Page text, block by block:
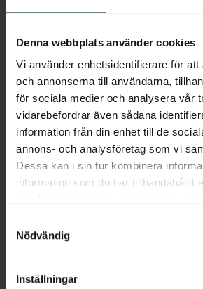
Denna webbplats använder cookies
Vi använder enhetsidentifierare för att
och annonserna till användarna,
för sociala medier och analysera vår
vidarebefordrar även sådana
information från din enhet till de
annons- och analysföretag som vi
Dessa kan i sin tur kombinera
information som du har tillhandahållit
återkalla ditt samtycke via
cookieinställningar. Ett återkallat
lagligheten av behandling som skett
Nödvändig
Inställningar
Pris
559 kr
Köp båda för:
Köp båda
Beskrivning
mot öronvax. Nytt linsskydd
varje mätning med